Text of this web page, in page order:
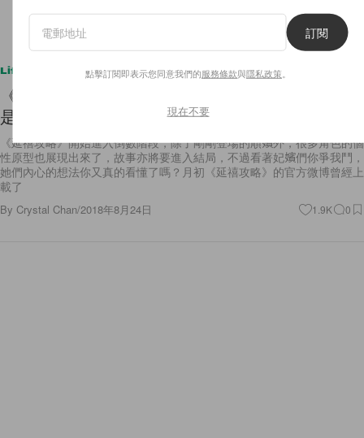
Lifestyle
《延禧攻略》海報現玄機！魏瓔珞一生最愛的並不
是皇帝或傅恒，而是......
《延禧攻略》開始進入倒數階段，除了剛剛登場的順嬪外，很多角色的個
性原型也展現出來了，故事亦將要進入結局，不過看著妃嬪們你爭我鬥，
她們內心的想法你又真的看懂了嗎？月初《延禧攻略》的官方微博曾經上
載了
By Crystal Chan/2018年8月24日 1.9K 0
訂閱
點擊訂閱即表示您同意我們的服務條款與隱私政策
現在不要